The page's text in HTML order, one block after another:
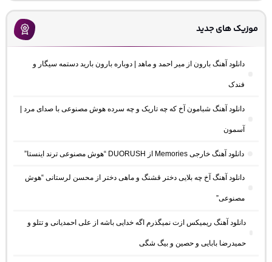
موزیک های جدید
دانلود آهنگ بارون از میر احمد و ماهد | دوباره بارون بارید دستمه سیگار و
فندک
دانلود آهنگ شبامون آخ که چه تاریک و چه سرده هوش مصنوعی با صدای مرد |
آسمون
دانلود آهنگ خارجی Memories از DUORUSH “هوش مصنوعی ترند اینستا”
دانلود آهنگ آخ چه بلایی دختر قشنگ و ماهی دختر از محسن لرستانی “هوش
مصنوعی”
دانلود آهنگ ریمیکس ازت نمیگذرم اگه خدایی باشه از علی احمدیانی و تتلو و
حمیدرضا بابایی و حصین و بیگ شگی